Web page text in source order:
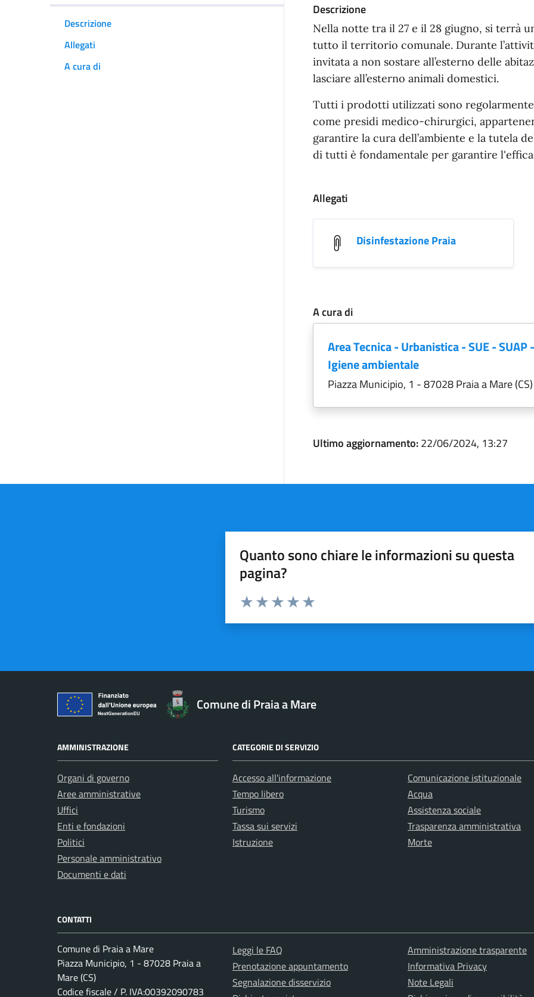
Descrizione
Allegati
A cura di
Descrizione
Nella notte tra il 27 e il 28 giugno, si terrà
tutto il territorio comunale. Durante
invitata a non sostare all’esterno delle
lasciare all’esterno animali domestici.
Tutti i prodotti utilizzati sono
come presidi medico-chirurgici,
garantire la cura dell’ambiente e la tutela
di tutti è fondamentale per garantire
Allegati
Disinfestazione Praia
A cura di
Area Tecnica - Urbanistica - SUE - SUAP -
Igiene ambientale
Piazza Municipio, 1 - 87028 Praia a Mare (CS)
Ultimo aggiornamento:22/06/2024, 13:27
Quanto sono chiare le informazioni su questa
pagina?
Comune di Praia a Mare
AMMINISTRAZIONE
Organi di governo
Aree amministrative
Uffici
Enti e fondazioni
Politici
Personale amministrativo
Documenti e dati
CATEGORIE DI SERVIZIO
Accesso all'informazione
Tempo libero
Turismo
Tassa sui servizi
Istruzione
Comunicazione istituzionale
Acqua
Assistenza sociale
Trasparenza amministrativa
Morte
CONTATTI
Comune di Praia a Mare
Piazza Municipio, 1 - 87028 Praia a
Mare (CS)
Codice fiscale / P. IVA:00392090783
Leggi le FAQ
Prenotazione appuntamento
Segnalazione disservizio
Amministrazione trasparente
Informativa Privacy
Note Legali